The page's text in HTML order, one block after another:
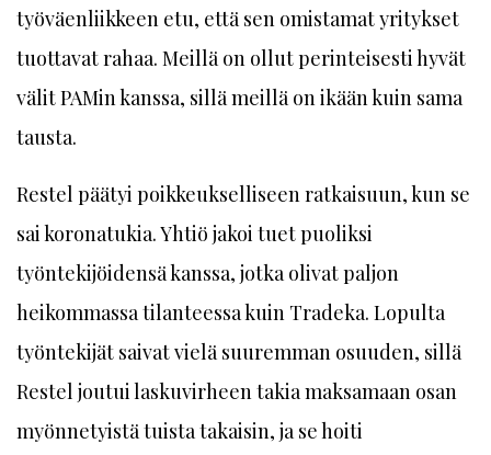
työväenliikkeen etu, että sen omistamat yritykset
tuottavat rahaa. Meillä on ollut perinteisesti hyvät
välit PAMin kanssa, sillä meillä on ikään kuin sama
tausta.
Restel päätyi poikkeukselliseen ratkaisuun, kun se
sai koronatukia. Yhtiö jakoi tuet puoliksi
työntekijöidensä kanssa, jotka olivat paljon
heikommassa tilanteessa kuin Tradeka. Lopulta
työntekijät saivat vielä suuremman osuuden, sillä
Restel joutui laskuvirheen takia maksamaan osan
myönnetyistä tuista takaisin, ja se hoiti